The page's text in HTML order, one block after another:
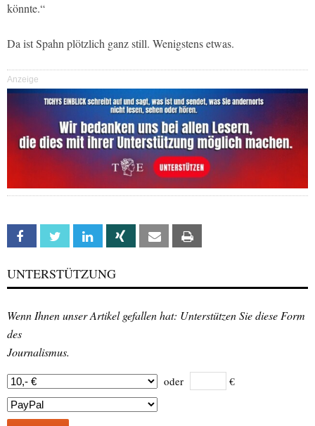
könnte.“
Da ist Spahn plötzlich ganz still. Wenigstens etwas.
Anzeige
Facebook Twitter Linkedin Xing Email
UNTERSTÜTZUNG
Wenn Ihnen unser Artikel gefallen hat: Unterstützen Sie diese Form
des
Journalismus.
oder €